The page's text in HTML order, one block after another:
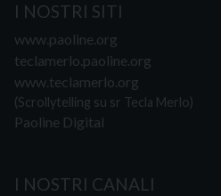
I NOSTRI SITI
www.paoline.org
teclamerlo.paoline.org
www.teclamerlo.org
(Scrollytelling su sr Tecla Merlo)
Paoline Digital
I NOSTRI CANALI